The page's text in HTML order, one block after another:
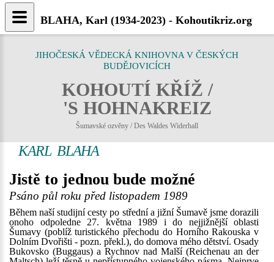
JIHOČESKÁ VĚDECKÁ KNIHOVNA V ČESKÝCH
BUDĚJOVICÍCH
KOHOUTÍ KŘÍŽ /
'S HOHNAKREIZ
Šumavské ozvěny / Des Waldes Widerhall
KARL BLAHA
Jistě to jednou bude možné
Psáno půl roku před listopadem 1989
Během naší studijní cesty po střední a jižní Šumavě jsme dorazili
onoho odpoledne 27. května 1989 i do nejjižnější oblasti
Šumavy (poblíž turistického přechodu do Horního Rakouska v
Dolním Dvořišti - pozn. překl.), do domova mého dětství. Osady
Bukovsko (Buggaus) a Rychnov nad Malší (Reichenau an der
BLAHA, Karl (1934-2023) - Kohoutikriz.org